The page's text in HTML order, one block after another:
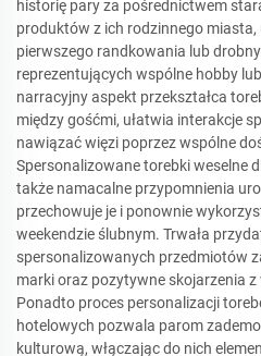
historię pary za pośrednictwem
produktów z ich rodzinnego
pierwszego randkowania lub
reprezentujących wspólne hobby
narracyjny aspekt przekształca
między gośćmi, ułatwia interakcje
nawiązać więzi poprzez wspólne
Spersonalizowane torebki weselne
także namacalne przypomnienia
przechowuje je i ponownie
weekendzie ślubnym. Trwała
spersonalizowanych przedmiotów
marki oraz pozytywne skojarzenia
Ponadto proces personalizacji
hotelowych pozwala parom
kulturową, włączając do nich